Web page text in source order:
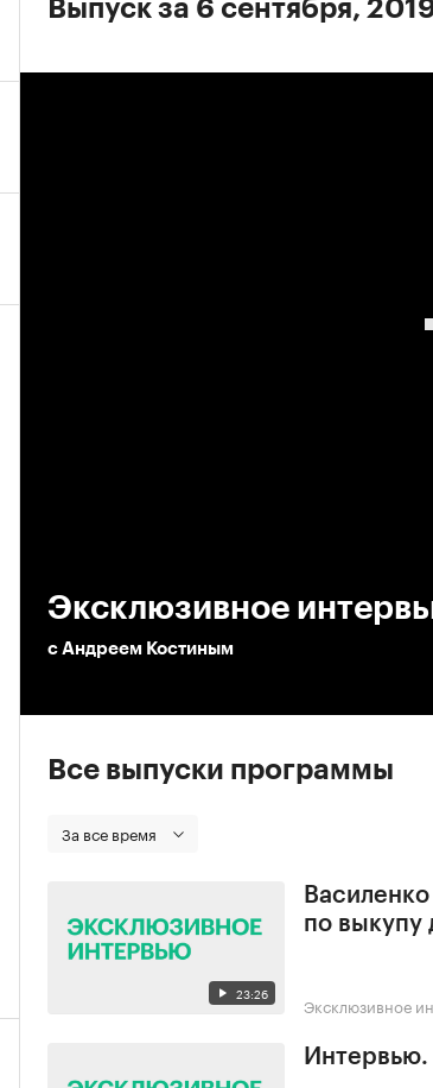
Выпуск за 6 сентября,
Эксклюзивное
с Андреем Костиным
Все выпуски программы
За все время
23:26
по выкупу
Эксклюзивное